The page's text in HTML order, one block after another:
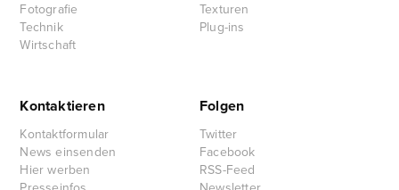
Fotografie
Technik
Wirtschaft
Texturen
Plug-ins
Kontaktieren
Kontaktformular
News einsenden
Hier werben
Folgen
Twitter
Facebook
RSS-Feed